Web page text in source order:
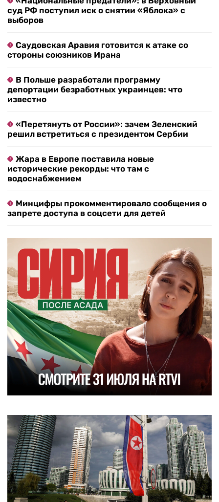
суд РФ поступил иск о снятии «Яблока» с
выборов
Саудовская Аравия готовится к атаке со
стороны союзников Ирана
В Польше разработали программу
депортации безработных украинцев: что
известно
«Перетянуть от России»: зачем Зеленский
решил встретиться с президентом Сербии
Жара в Европе поставила новые
исторические рекорды: что там с
водоснабжением
Минцифры прокомментировало сообщения о
запрете доступа в соцсети для детей